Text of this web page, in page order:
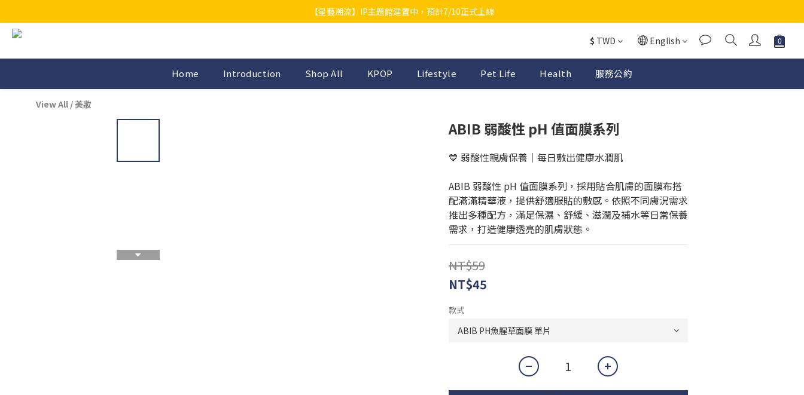
【星藝潮流】IP主題館建置中，預計7/10正式上線
$ TWD English
Home Introduction Shop All KPOP Lifestyle Pet Life Health 服務公約
View All /美妝
ABIB 弱酸性 pH 值面膜系列
💙 弱酸性親膚保養｜每日敷出健康水潤肌
ABIB 弱酸性 pH 值面膜系列，採用貼合肌膚的面膜布搭
配滿滿精華液，提供舒適服貼的敷感。依照不同膚況需求
推出多種配方，滿足保濕、舒緩、滋潤及補水等日常保養
需求，打造健康透亮的肌膚狀態。
NT$59
NT$45
款式